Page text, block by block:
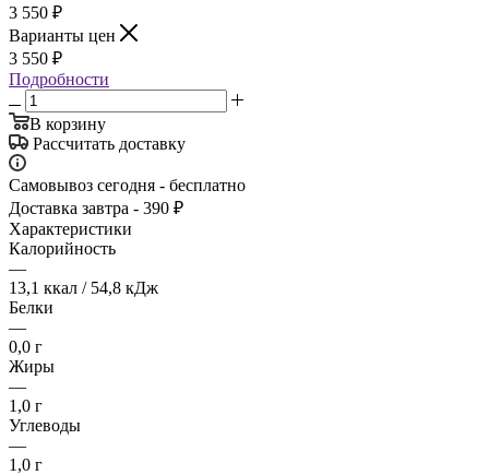
3 550 ₽
Варианты цен
3 550 ₽
Подробности
В корзину
Рассчитать доставку
Самовывоз сегодня - бесплатно
Доставка завтра - 390 ₽
Характеристики
Калорийность
—
13,1 ккал / 54,8 кДж
Белки
—
0,0 г
Жиры
—
1,0 г
Углеводы
—
1,0 г